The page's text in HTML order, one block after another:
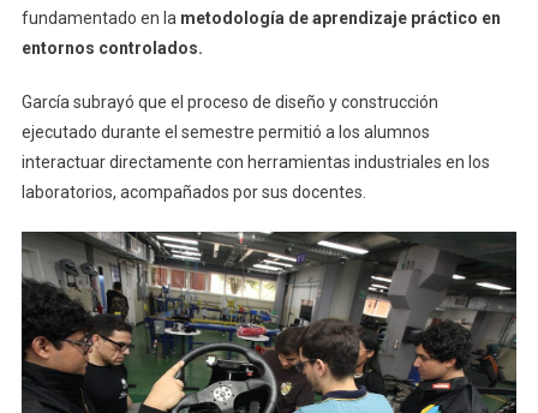
fundamentado en la metodología de aprendizaje práctico en
entornos controlados.
García subrayó que el proceso de diseño y construcción
ejecutado durante el semestre permitió a los alumnos
interactuar directamente con herramientas industriales en los
laboratorios, acompañados por sus docentes.